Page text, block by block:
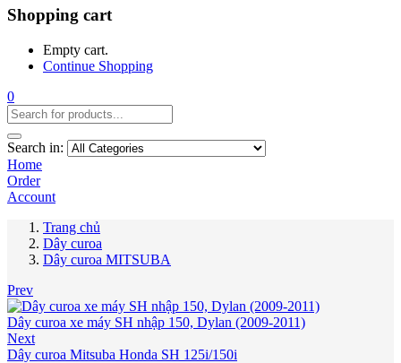
Shopping cart
Empty cart.
Continue Shopping
0
Search in:
Home
Order
Account
Trang chủ
Dây curoa
Dây curoa MITSUBA
Prev
Dây curoa xe máy SH nhập 150, Dylan (2009-2011)
Next
Dây curoa Mitsuba Honda SH 125i/150i